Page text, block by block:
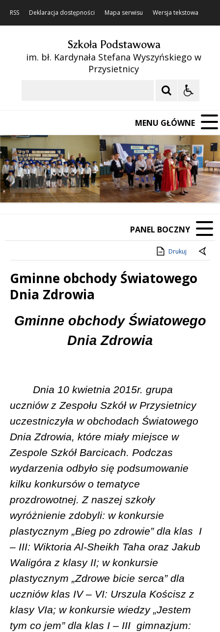
RSS Deklaracja dostępności Mapa serwisu Wersja tekstowa
Szkoła Podstawowa
im. bł. Kardynała Stefana Wyszyńskiego w
Przysietnicy
MENU GŁÓWNE
Poprzedni Element
Następny Element
❚❚
PANEL BOCZNY
Drukuj
Gminne obchody Światowego
Dnia Zdrowia
Treść
Gminne obchody Światowego
Dnia Zdrowia
Dnia 10 kwietnia 2015r. grupa
uczniów z Zespołu Szkół w Przysietnicy
uczestniczyła w obchodach Światowego
Dnia Zdrowia, które miały miejsce w
Zespole Szkół Barcicach. Podczas
wydarzenia odbyło się podsumowanie
kilku konkursów o tematyce
prozdrowotnej. Z naszej szkoły
wyróżnienie zdobyli: w konkursie
plastycznym „Bieg po zdrowie” dla klas I
– III: Wiktoria Al-Sheikh Taha oraz Jakub
Waligóra z klasy II; w konkursie
plastycznym „Zdrowe bicie serca” dla
uczniów klas IV – VI: Urszula Kościsz z
klasy VIa; w konkursie wiedzy „Jestem
tym co jem” dla klas I – III gimnazjum: